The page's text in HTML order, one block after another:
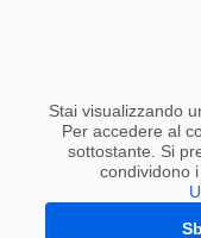
Stai visualizzando
Per accedere al
sottostante. Si
condividono